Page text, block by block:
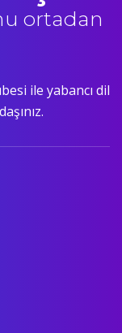
ortadan
ile yabancı dil